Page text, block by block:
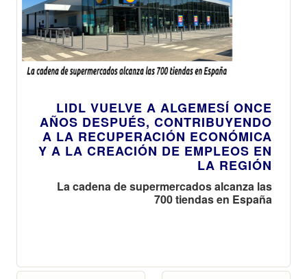
LIDL VUELVE A ALGEMESÍ ONCE
AÑOS DESPUÉS, CONTRIBUYENDO
A LA RECUPERACIÓN ECONÓMICA
Y A LA CREACIÓN DE EMPLEOS EN
LA REGIÓN
La cadena de supermercados alcanza las
700 tiendas en España